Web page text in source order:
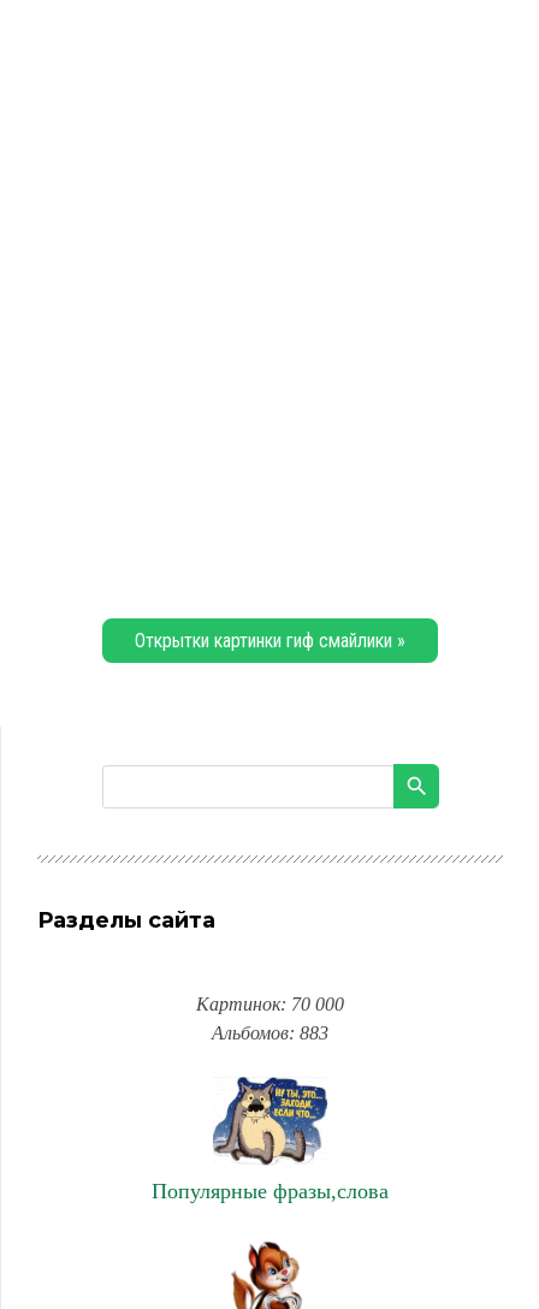
Открытки картинки гиф смайлики »
Разделы сайта
Картинок: 70 000
Альбомов: 883
Популярные фразы,слова